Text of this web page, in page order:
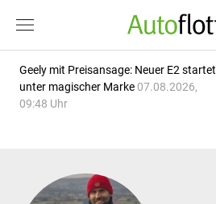
Geely mit Preisansage: Neuer E2 startet
unter magischer Marke 07.08.2026,
09:48 Uhr